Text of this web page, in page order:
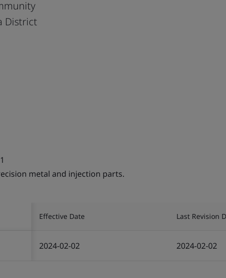
District
metal and injection parts.
Effective Date Last Revision
2024-02-02 2024-02-02